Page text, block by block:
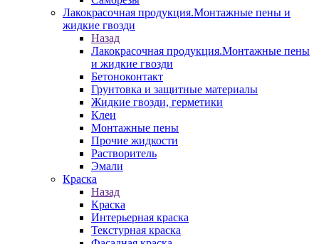
Лакокрасочная продукция.Монтажные пены и
жидкие гвозди
Назад
Лакокрасочная продукция.Монтажные пены
и жидкие гвозди
Бетоноконтакт
Грунтовка и защитные материалы
Жидкие гвозди, герметики
Клеи
Монтажные пены
Прочие жидкости
Растворитель
Эмали
Краска
Назад
Краска
Интерьерная краска
Текстурная краска